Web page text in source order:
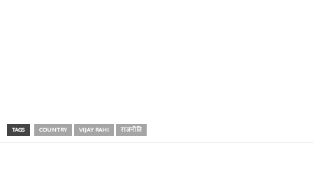
TAGS COUNTRY VIJAY RAHI राजनीति